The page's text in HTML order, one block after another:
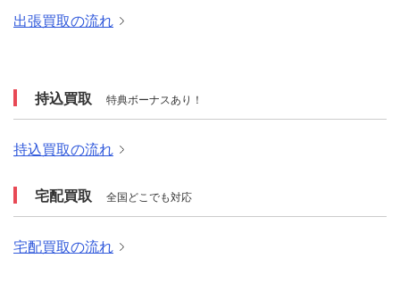
出張買取の流れ
持込買取 特典ボーナスあり！
持込買取の流れ
宅配買取 全国どこでも対応
宅配買取の流れ